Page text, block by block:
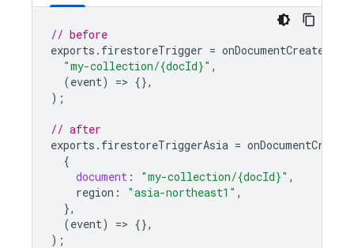
// before
exports . firestoreTrigger = onDocumentCreated
"my-collection/{docId}" ,
(event) => {},
);
// after
exports . firestoreTriggerAsia =
{
document : "my-collection/{docId}" ,
region : "asia-northeast1" ,
},
(event) => {},
);